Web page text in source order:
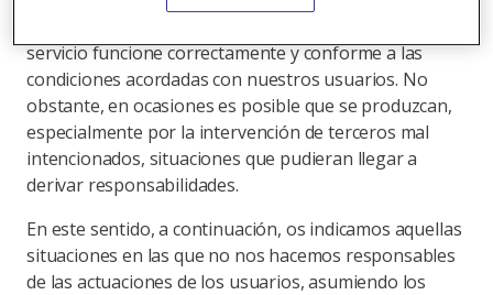
servicio funcione correctamente y conforme a las
condiciones acordadas con nuestros usuarios. No
obstante, en ocasiones es posible que se produzcan,
especialmente por la intervención de terceros mal
intencionados, situaciones que pudieran llegar a
derivar responsabilidades.
En este sentido, a continuación, os indicamos aquellas
situaciones en las que no nos hacemos responsables
de las actuaciones de los usuarios, asumiendo los